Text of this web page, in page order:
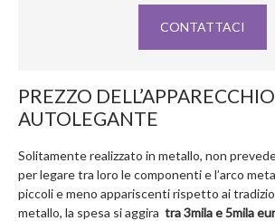
CONTATTACI
PREZZO DELL’APPARECCHIO
AUTOLEGANTE
Solitamente realizzato in metallo, non
per legare tra loro le componenti e l’arco
piccoli e meno appariscenti rispetto ai
metallo, la spesa si aggira tra 3mila e 5mila